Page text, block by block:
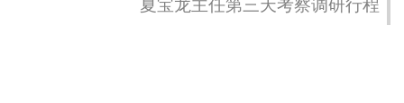
夏宝龙主任第三天考察调研行程